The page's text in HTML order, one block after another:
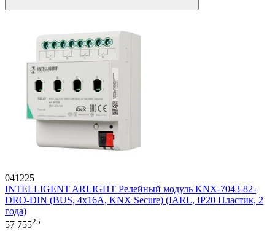
041225
INTELLIGENT ARLIGHT Релейный модуль KNX-7043-82-
DRO-DIN (BUS, 4x16А, KNX Secure) (IARL, IP20 Пластик, 2
года)
57 75525